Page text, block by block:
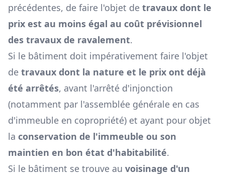
précédentes, de faire l'objet de travaux dont le
prix est au moins égal au coût prévisionnel
des travaux de ravalement.
Si le bâtiment doit impérativement faire l'objet
de travaux dont la nature et le prix ont déjà
été arrêtés, avant l'arrêté d'injonction
(notamment par l'assemblée générale en cas
d'immeuble en copropriété) et ayant pour objet
la conservation de l'immeuble ou son
maintien en bon état d'habitabilité.
Si le bâtiment se trouve au voisinage d'un